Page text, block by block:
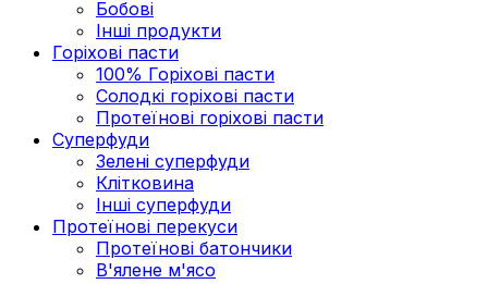
Бобові
Інші продукти
Горіхові пасти
100% Горіхові пасти
Солодкі горіхові пасти
Протеїнові горіхові пасти
Суперфуди
Зелені суперфуди
Клітковина
Інші суперфуди
Протеїнові перекуси
Протеїнові батончики
В'ялене м'ясо